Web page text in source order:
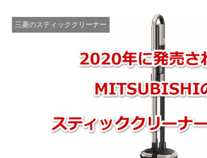
三菱のスティッククリーナー